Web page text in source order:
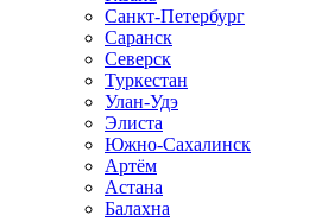
Санкт-Петербург
Саранск
Северск
Туркестан
Улан-Удэ
Элиста
Южно-Сахалинск
Артём
Астана
Балахна